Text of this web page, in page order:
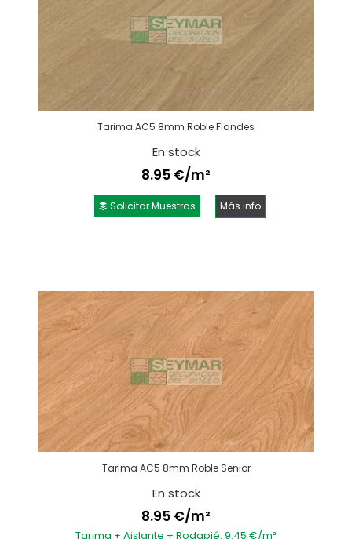
Tarima AC5 8mm Roble Flandes
En stock
8.95 €/m²
Solicitar Muestras Más info
Tarima AC5 8mm Roble Senior
En stock
8.95 €/m²
Tarima + Aislante + Rodapié: 9.45 €/m²